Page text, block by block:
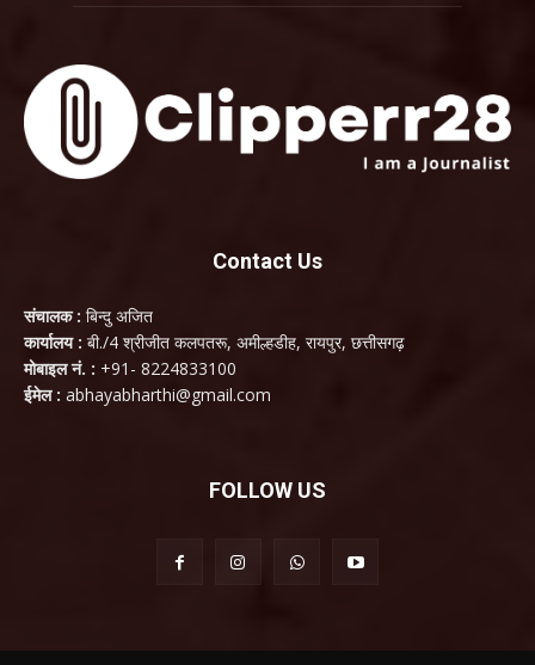
Contact Us
संचालक : बिन्दु अजित
कार्यालय : बी./4 श्रीजीत कलपतरू, अमील्हडीह, रायपुर, छत्तीसगढ़
मोबाइल नं. : +91- 8224833100
ईमेल : abhayabharthi@gmail.com
FOLLOW US